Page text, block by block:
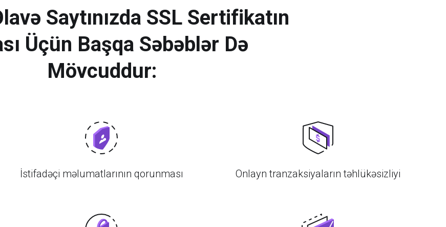
Saytınızda SSL Sertifikatın
Üçün Başqa Səbəblər Də
Mövcuddur:
İstifadəçi məlumatlarının qorunması Onlayn tranzaksiyaların təhlükəsizliyi